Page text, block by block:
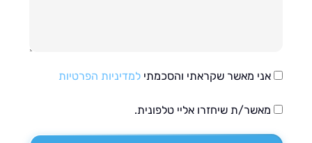
אני מאשר שקראתי והסכמתילמדיניות הפרטיות
מאשר/ת שיחזרו אליי טלפונית.